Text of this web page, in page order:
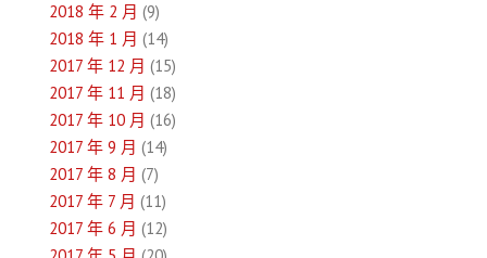
2018 年 2 月 (9)
2018 年 1 月 (14)
2017 年 12 月 (15)
2017 年 11 月 (18)
2017 年 10 月 (16)
2017 年 9 月 (14)
2017 年 8 月 (7)
2017 年 7 月 (11)
2017 年 6 月 (12)